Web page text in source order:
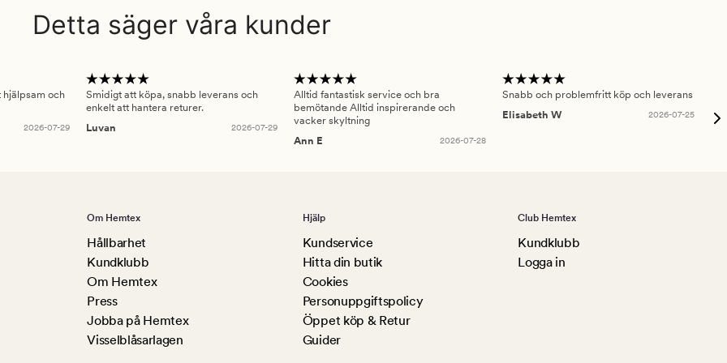
Detta säger våra kunder
hjälpsam och
2026-07-29
Smidigt att köpa, snabb leverans och
enkelt att hantera returer.
Luvan
2026-07-29
Alltid fantastisk service och bra
bemötande Alltid inspirerande och
vacker skyltning
Ann E
2026-07-28
Snabb och problemfritt köp och leverans
Elisabeth W
2026-07-25
Om Hemtex
Hållbarhet
Kundklubb
Om Hemtex
Press
Jobba på Hemtex
Visselblåsarlagen
Hjälp
Kundservice
Hitta din butik
Cookies
Personuppgiftspolicy
Öppet köp & Retur
Guider
Club Hemtex
Kundklubb
Logga in